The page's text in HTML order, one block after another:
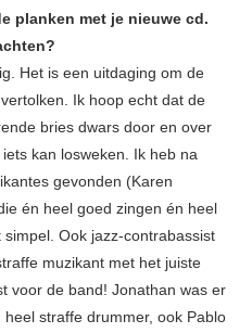
planken met je nieuwe cd.
Het is een uitdaging om de
Ik hoop echt dat de
bries dwars door en over
kan losweken. Ik heb na
gevonden (Karen
én heel goed zingen én heel
Ook jazz-contrabassist
muzikant met het juiste
voor de band! Jonathan was er
heel straffe drummer, ook Pablo